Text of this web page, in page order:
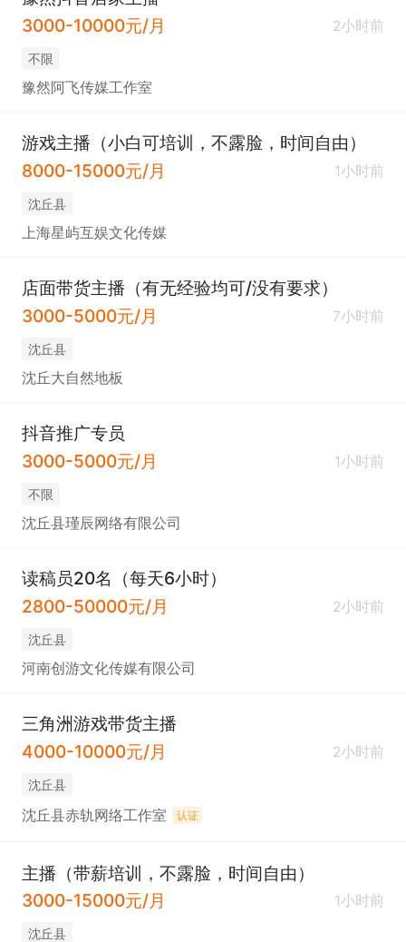
3000-10000元/月
2小时前
不限
豫然阿飞传媒工作室
游戏主播（小白可培训，不露脸，时间自由）
8000-15000元/月
1小时前
沈丘县
上海星屿互娱文化传媒
店面带货主播（有无经验均可/没有要求）
3000-5000元/月
7小时前
沈丘县
沈丘大自然地板
抖音推广专员
3000-5000元/月
1小时前
不限
沈丘县瑾辰网络有限公司
读稿员20名（每天6小时）
2800-50000元/月
2小时前
沈丘县
河南创游文化传媒有限公司
三角洲游戏带货主播
4000-10000元/月
2小时前
沈丘县
沈丘县赤轨网络工作室 认证
主播（带薪培训，不露脸，时间自由）
3000-15000元/月
1小时前
沈丘县